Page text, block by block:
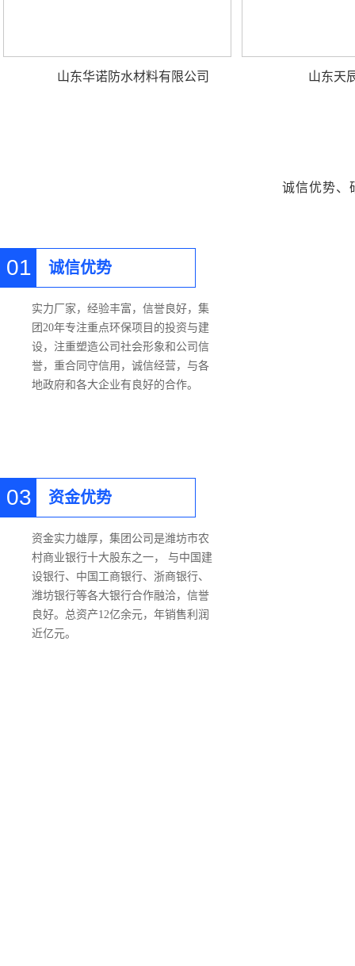
山东华诺防水材料有限公司 山东天
诚信优势、
01 诚信优势
实力厂家，经验丰富，信誉良好，集
团20年专注重点环保项目的投资与建
设，注重塑造公司社会形象和公司信
誉，重合同守信用，诚信经营，与各
地政府和各大企业有良好的合作。
03 资金优势
资金实力雄厚，集团公司是潍坊市农
村商业银行十大股东之一， 与中国建
设银行、中国工商银行、浙商银行、
潍坊银行等各大银行合作融洽，信誉
良好。总资产12亿余元，年销售利润
近亿元。